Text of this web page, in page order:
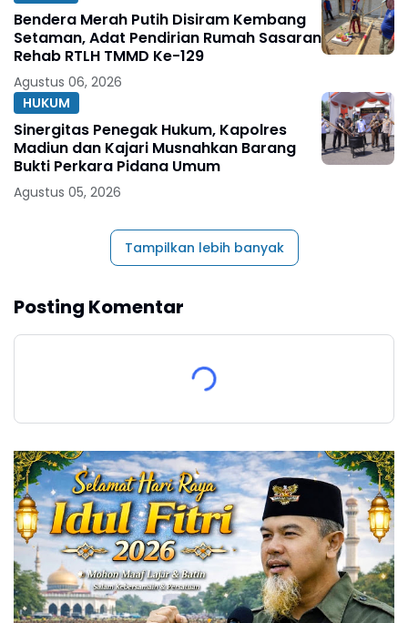
Bendera Merah Putih Disiram Kembang
Setaman, Adat Pendirian Rumah Sasaran
Rehab RTLH TMMD Ke-129
Agustus 06, 2026
HUKUM
Sinergitas Penegak Hukum, Kapolres
Madiun dan Kajari Musnahkan Barang
Bukti Perkara Pidana Umum
Agustus 05, 2026
Tampilkan lebih banyak
Posting Komentar